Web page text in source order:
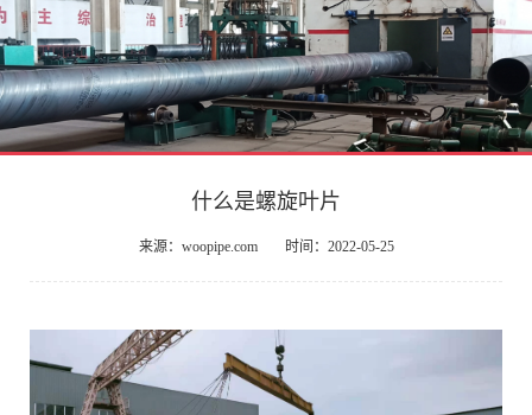
什么是螺旋叶片
来源：woopipe.com 时间：2022-05-25